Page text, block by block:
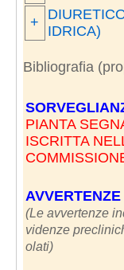
+
IDRICA)
Bibliografia
PIANTA
ISCRITTA
AVVERTENZE
(Le avvertenze
videnze
olati)